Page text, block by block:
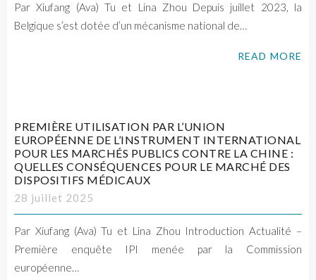
Par Xiufang (Ava) Tu et Lina Zhou Depuis juillet 2023, la
Belgique s’est dotée d’un mécanisme national de…
READ MORE
PREMIÈRE UTILISATION PAR L’UNION
EUROPÉENNE DE L’INSTRUMENT INTERNATIONAL
POUR LES MARCHÉS PUBLICS CONTRE LA CHINE :
QUELLES CONSÉQUENCES POUR LE MARCHÉ DES
DISPOSITIFS MÉDICAUX
28 juillet 2025
Par Xiufang (Ava) Tu et Lina Zhou Introduction Actualité –
Première enquête IPI menée par la Commission
européenne…